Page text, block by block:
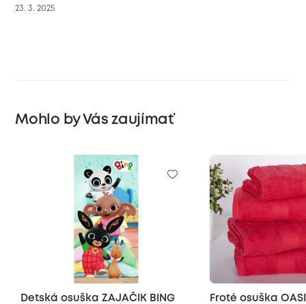
23. 3. 2025
Mohlo by Vás zaujímať
Detská osuška ZAJAČIK BING
Froté osuška